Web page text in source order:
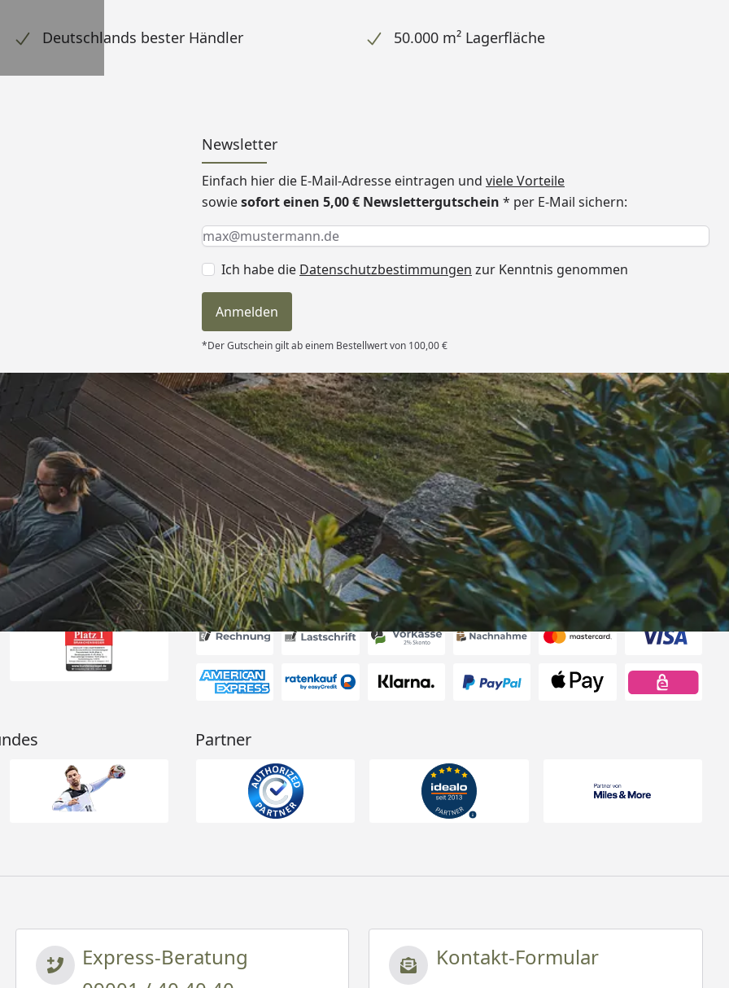
Deutschlands bester Händler 50.000 m² Lagerfläche
Newsletter
Einfach hier die E-Mail-Adresse eintragen und viele Vorteile
sowiesofort einen 5,00 € Newslettergutschein * per E-Mail sichern:
Keine Eingabe erforderlich
Eingabe erforderlich
E-Mail *
Ich habe die Datenschutzbestimmungen zur Kenntnis genommen
Anmelden
*Der Gutschein gilt ab einem Bestellwert von 100,00 €
“
Versand
Akzeptierte Zahlungsarten
Partner
Express-Beratung
Kontakt-Formular